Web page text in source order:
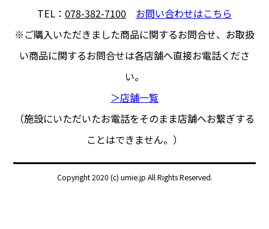
TEL： 078-382-7100
お問い合わせはこちら
※ご購入いただきました商品に関するお問合せ、 お取扱
い商品に関するお問合せは各店舗へ直接お電話くださ
い。
＞店舗一覧
（施設にいただいたお電話をそのまま店舗へお繋ぎする
ことはできません。）
Copyright 2020 (c) umie.jp All Rights Reserved.